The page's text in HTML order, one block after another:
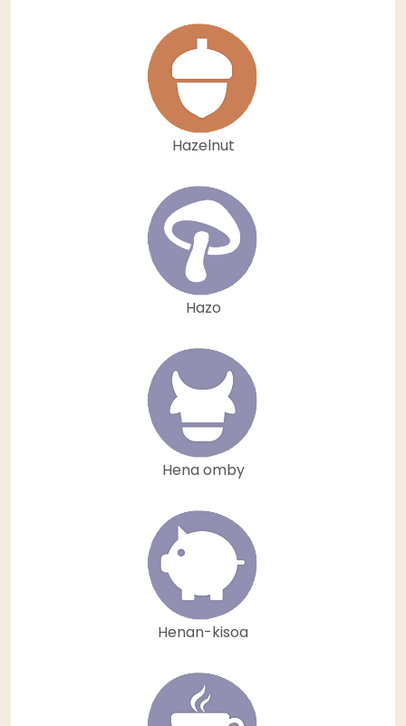
Hazelnut
Hazo
Hena omby
Henan-kisoa